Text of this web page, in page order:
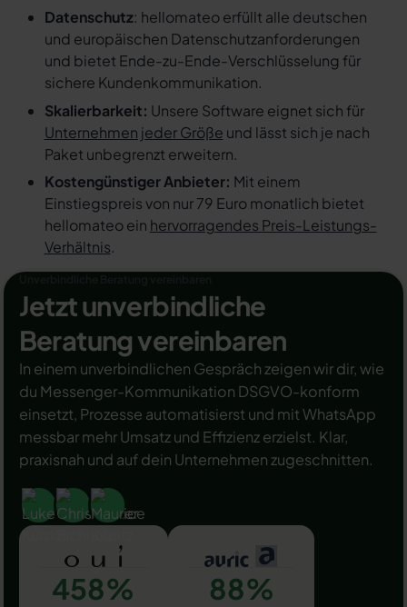
Datenschutz: hellomateo erfüllt alle deutschen
und europäischen Datenschutzanforderungen
und bietet Ende-zu-Ende-Verschlüsselung für
sichere Kundenkommunikation.
Skalierbarkeit: Unsere Software eignet sich für
Unternehmen jeder Größe und lässt sich je nach
Paket unbegrenzt erweitern.
Kostengünstiger Anbieter: Mit einem
Einstiegspreis von nur 79 Euro monatlich bietet
hellomateo ein hervorragendes Preis-Leistungs-
Verhältnis.
Jetzt unverbindliche
Beratung vereinbaren
In einem unverbindlichen Gespräch zeigen wir dir, wie
du Messenger-Kommunikation DSGVO-konform
einsetzt, Prozesse automatisierst und mit WhatsApp
messbar mehr Umsatz und Effizienz erzielst. Klar,
praxisnah und auf dein Unternehmen zugeschnitten.
458% 88%